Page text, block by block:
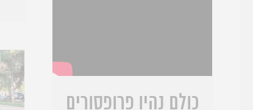
כולם נהיו פרופסורים